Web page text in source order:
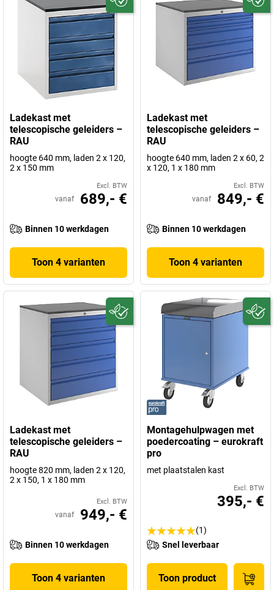
Ladekast met
telescopische geleiders –
RAU
hoogte 640 mm, laden 2 x 120,
2 x 150 mm
Excl. BTW
vanaf 689,- €
Binnen 10 werkdagen
Toon 4 varianten
Ladekast met
telescopische geleiders –
RAU
hoogte 640 mm, laden 2 x 60, 2
x 120, 1 x 180 mm
Excl. BTW
vanaf 849,- €
Binnen 10 werkdagen
Toon 4 varianten
Ladekast met
telescopische geleiders –
RAU
hoogte 820 mm, laden 2 x 120,
2 x 150, 1 x 180 mm
Excl. BTW
vanaf 949,- €
Binnen 10 werkdagen
Toon 4 varianten
Montagehulpwagen met
poedercoating – eurokraft
pro
met plaatstalen kast
Excl. BTW
395,- €
(1)
Snel leverbaar
Toon product